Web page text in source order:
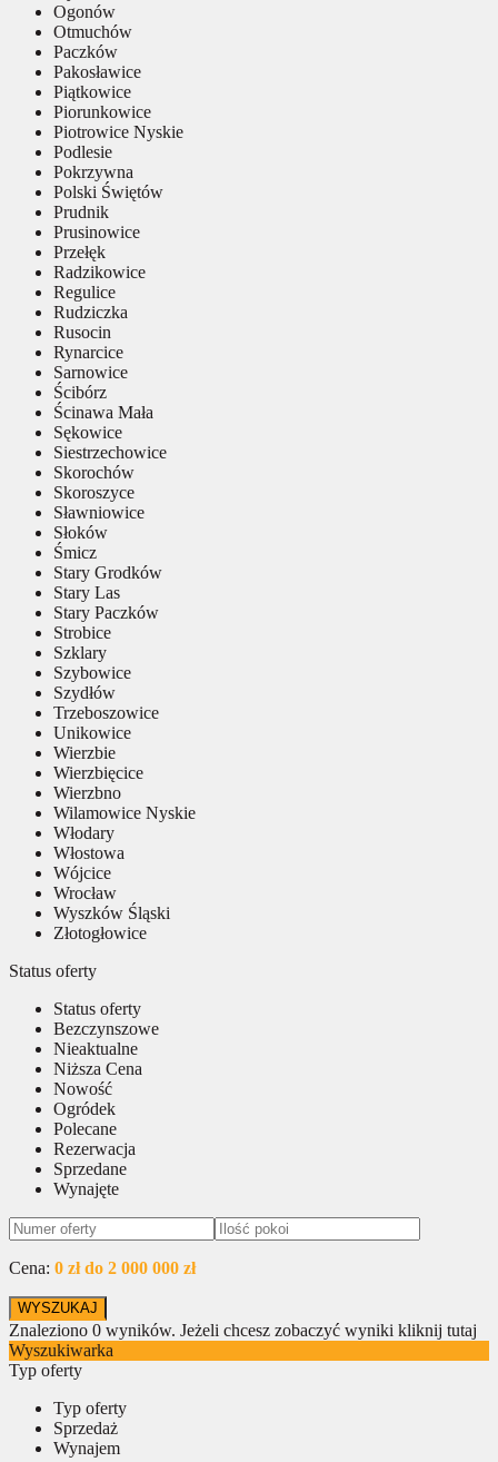
Ogonów
Otmuchów
Paczków
Pakosławice
Piątkowice
Piorunkowice
Piotrowice Nyskie
Podlesie
Pokrzywna
Polski Świętów
Prudnik
Prusinowice
Przełęk
Radzikowice
Regulice
Rudziczka
Rusocin
Rynarcice
Sarnowice
Ścibórz
Ścinawa Mała
Sękowice
Siestrzechowice
Skorochów
Skoroszyce
Sławniowice
Słoków
Śmicz
Stary Grodków
Stary Las
Stary Paczków
Strobice
Szklary
Szybowice
Szydłów
Trzeboszowice
Unikowice
Wierzbie
Wierzbięcice
Wierzbno
Wilamowice Nyskie
Włodary
Włostowa
Wójcice
Wrocław
Wyszków Śląski
Złotogłowice
Status oferty
Status oferty
Bezczynszowe
Nieaktualne
Niższa Cena
Nowość
Ogródek
Polecane
Rezerwacja
Sprzedane
Wynajęte
Cena: 0 zł do 2 000 000 zł
Znaleziono 0 wyników. Jeżeli chcesz zobaczyć wyniki kliknij tutaj
Wyszukiwarka
Typ oferty
Typ oferty
Sprzedaż
Wynajem